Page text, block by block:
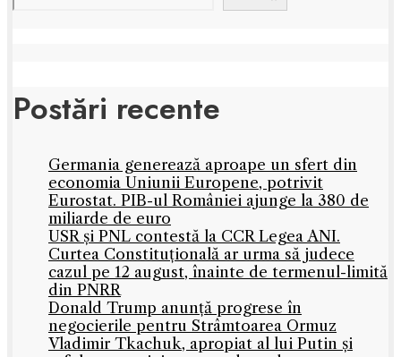
Postări recente
Germania generează aproape un sfert din
economia Uniunii Europene, potrivit
Eurostat. PIB-ul României ajunge la 380 de
miliarde de euro
USR și PNL contestă la CCR Legea ANI.
Curtea Constituțională ar urma să judece
cazul pe 12 august, înainte de termenul-limită
din PNRR
Donald Trump anunță progrese în
negocierile pentru Strâmtoarea Ormuz
Vladimir Tkachuk, apropiat al lui Putin și